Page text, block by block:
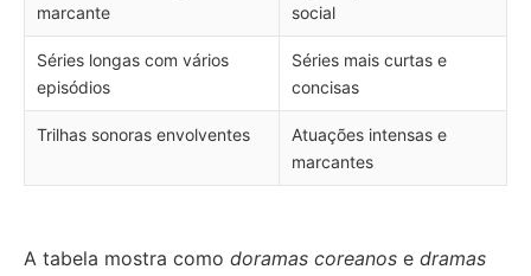
marcante
social
Séries longas com vários
episódios
Séries mais curtas e
concisas
Trilhas sonoras envolventes
Atuações intensas e
marcantes
A tabela mostra como doramas coreanos e dramas